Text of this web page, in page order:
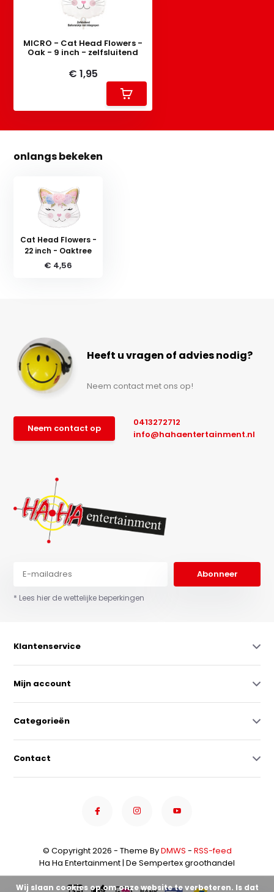
MICRO - Cat Head Flowers -
Oak - 9 inch - zelfsluitend
€ 1,95
onlangs bekeken
Cat Head Flowers -
22 inch - Oaktree
€ 4,56
Heeft u vragen of advies nodig?
Neem contact met ons op!
Neem contact op
0413272712
info@hahaentertainment.nl
Abonneer
* Lees hier de wettelijke beperkingen
Klantenservice
Mijn account
Categorieën
Contact
© Copyright 2026 - Theme ByDMWS - RSS-feed
Ha Ha Entertainment | De Sempertex groothandel
Wij slaan cookies op om onze website te verbeteren. Is dat